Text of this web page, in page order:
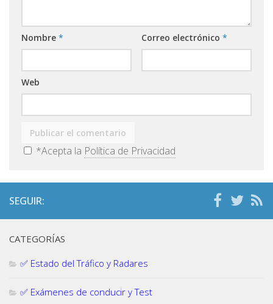
Nombre * Correo electrónico *
Web
*Acepta la Política de Privacidad
SEGUIR:
CATEGORÍAS
✅ Estado del Tráfico y Radares
✅ Exámenes de conducir y Test